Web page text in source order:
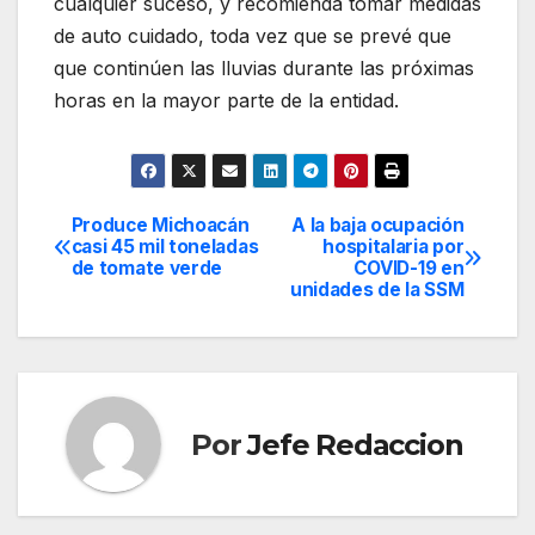
de auto cuidado, toda vez que se prevé que
que continúen las lluvias durante las próximas
horas en la mayor parte de la entidad.
Navegación
de
entradas
A la baja ocupación
hospitalaria por
COVID-19 en
unidades de la SSM
Produce Michoacán
casi 45 mil toneladas
de tomate verde
PorJefe Redaccion